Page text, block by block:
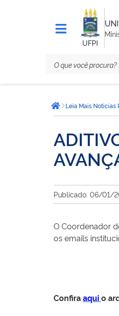
UFPI
está
aqui:Página inicial
Leia Mais Noticias
Publicado: 06/01/
O Coordenador
os emails
Confiraaquio